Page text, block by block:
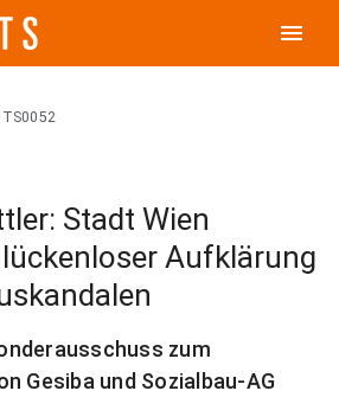
menu
Stadt Wien
Aufklärung
zum
Gesiba und Sozialbau-AG